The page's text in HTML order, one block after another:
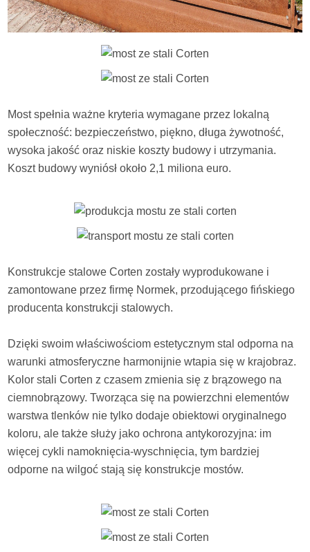
Most spełnia ważne kryteria wymagane przez lokalną
społeczność: bezpieczeństwo, piękno, długa żywotność,
wysoka jakość oraz niskie koszty budowy i utrzymania.
Koszt budowy wyniósł około 2,1 miliona euro.
Konstrukcje stalowe Corten zostały wyprodukowane i
zamontowane przez firmę Normek, przodującego fińskiego
producenta konstrukcji stalowych.
Dzięki swoim właściwościom estetycznym stal odporna na
warunki atmosferyczne harmonijnie wtapia się w krajobraz.
Kolor stali Corten z czasem zmienia się z brązowego na
ciemnobrązowy. Tworząca się na powierzchni elementów
warstwa tlenków nie tylko dodaje obiektowi oryginalnego
koloru, ale także służy jako ochrona antykorozyjna: im
więcej cykli namoknięcia-wyschnięcia, tym bardziej
odporne na wilgoć stają się konstrukcje mostów.